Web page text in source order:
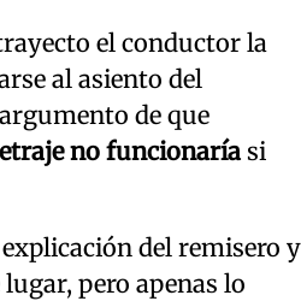
el conductor la
al asiento del
de que
no funcionaríasi
del remisero y
pero apenas lo